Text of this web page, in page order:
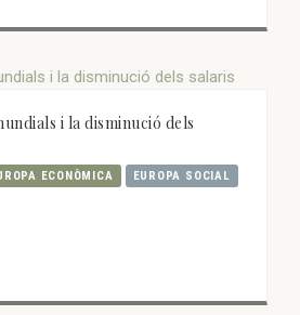
i la disminució dels
ECONÒMICA EUROPA SOCIAL